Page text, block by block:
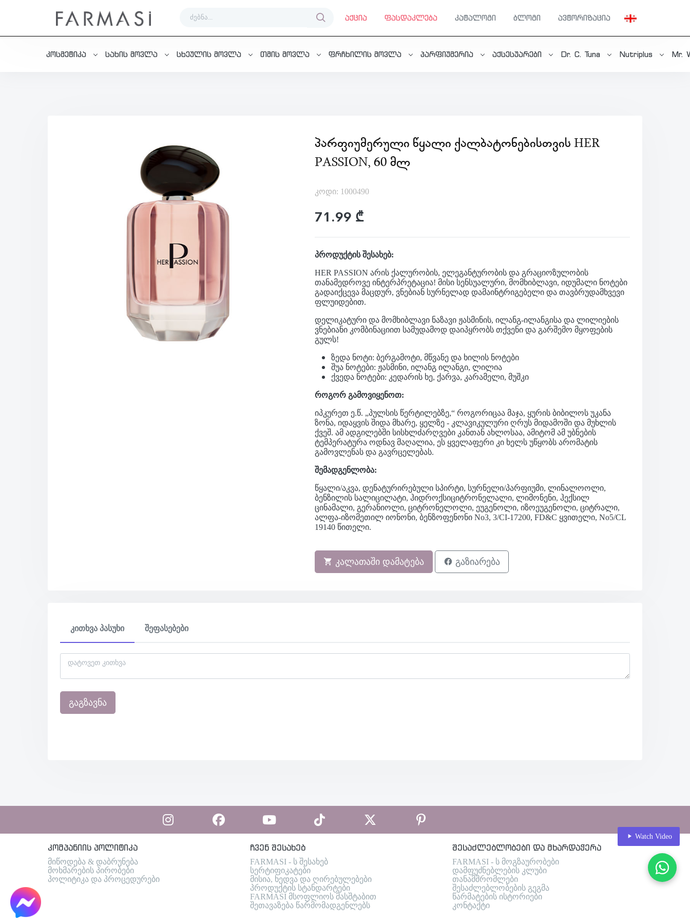
აქცია ფასდაკლება კატალოგი ბლოგი ავტორიზაცია
კოსმეტიკა სახის მოვლა სხეულის მოვლა თმის მოვლა ფრჩხილის მოვლა პარფიუმერია აქსესუარები Dr. C. Tuna Nutriplus Mr.
ᲞᲐᲠᲤᲘᲣᲛᲔᲠᲣᲚᲘ ᲬᲧᲐᲚᲘ ᲥᲐᲚᲑᲐᲢᲝᲜᲔᲑᲘᲡᲗᲕᲘᲡ HER
PASSION, 60 ᲛᲚ
კოდი: 1000490
71.99 ₾
პროდუქტის შესახებ:
HER PASSIONარის ქალურობის, ელეგანტურობის და გრაციოზულობის
თანამედროვე ინტერპრეტაცია! მისი სენსუალური, მომხიბლავი, იდუმალი ნოტები
გადაიქცევა მაცდურ, ვნებიან სურნელად დამაინტრიგებელი და თავბრუდამხვევი
ფლუიდებით.
დელიკატური და მომხიბლავი ნაზავი ჟასმინის, ილანგ-ილანგისა და ლილიების
ვნებიანი კომბინაციით სამუდამოდ დაიპყრობს თქვენი და გარშემო მყოფების
გულს!
ზედა ნოტი: ბერგამოტი, მწვანე და ხილის ნოტები
შუა ნოტები: ჟასმინი, ილანგ ილანგი, ლილია
ქვედა ნოტები: კედარის ხე, ქარვა, კარამელი, მუშკი
როგორ გამოვიყენოთ:
იპკურეთ ე.წ. „პულსის წერტილებზე,“ როგორიცაა მაჯა, ყურის ბიბილოს უკანა
ზონა, იდაყვის შიდა მხარე, ყელზე - კლავიკულური ღრუს მიდამოში და მუხლის
ქვეშ. ამ ადგილებში სისხლძარღვები კანთან ახლოსაა, ამიტომ ამ უბნების
ტემპერატურა ოდნავ მაღალია, ეს ყველაფერი კი ხელს უწყობს არომატის
გამოვლენას და გავრცელებას.
შემადგენლობა:
წყალი/აკვა, დენატურირებული სპირტი, სურნელი/პარფიუმი, ლინალოოლი,
ბენზილის სალიცილატი, ჰიდროქსიციტრონელალი, ლიმონენი, ჰექსილ
ცინამალი, გერანიოლი, ციტრონელოლი, ეუგენოლი, იზოეუგენოლი, ციტრალი,
ალფა-იზომეთილ იონონი, ბენზოფენონიNo3, 3/CI-17200, FD&C ყვითელი,No5/CL
19140 წითელი.
კალათაში დამატება გაზიარება
კითხვა პასუხი შეფასებები
გაგზავნა
კომპანიის პოლიტიკა
მიწოდება & დაბრუნება
მოხმარების პირობები
პოლიტიკა და პროცედურები
ჩვენ შესახებ
FARMASI - ს შესახებ
სერტიფიკატები
მისია, ხედვა და ღირებულებები
პროდუქტის სტანდარტები
FARMASI მსოფლიოს მასშტაბით
შეთავაზება წარმომადგენლებს
შესაძლებლობები და მხარდაჭერა
FARMASI - ს მოგზაურობები
დამფუძნებლების კლუბი
თანამშრომლები
შესაძლებლობების გეგმა
წარმატების ისტორიები
კონტაქტი
Watch Video